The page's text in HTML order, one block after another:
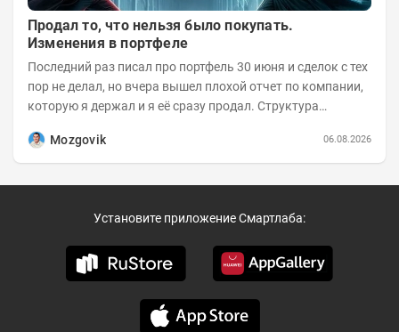
Продал то, что нельзя было покупать.
Изменения в портфеле
Последний раз писал про портфель 30 июня и сделок с тех
пор не делал, но вчера вышел плохой отчет по компании,
которую я держал и я её сразу продал. Структура
Mozgovik
06.08.2026
Установите приложение Смартлаба: